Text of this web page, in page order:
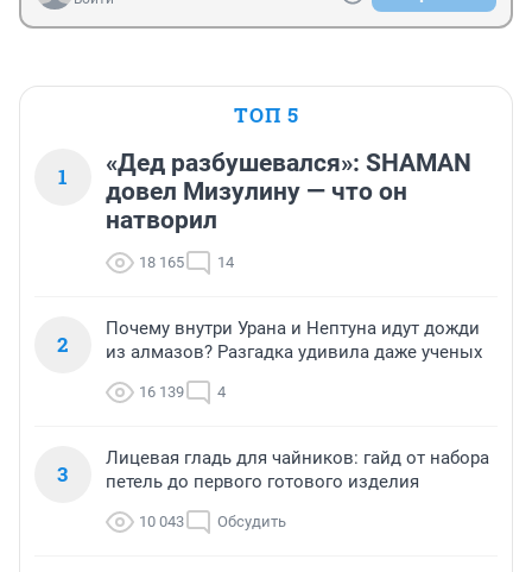
ТОП 5
1
«Дед разбушевался»: SHAMAN
довел Мизулину — что он
натворил
18 165 14
2
Почему внутри Урана и Нептуна идут дожди
из алмазов? Разгадка удивила даже ученых
16 139 4
3
Лицевая гладь для чайников: гайд от набора
петель до первого готового изделия
10 043 Обсудить